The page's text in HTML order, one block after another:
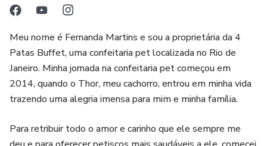
Meu nome é Fernanda Martins e sou a proprietária da 4
Patas Buffet, uma confeitaria pet localizada no Rio de
Janeiro. Minha jornada na confeitaria pet começou em
2014, quando o Thor, meu cachorro, entrou em minha vida
trazendo uma alegria imensa para mim e minha família.
Para retribuir todo o amor e carinho que ele sempre me